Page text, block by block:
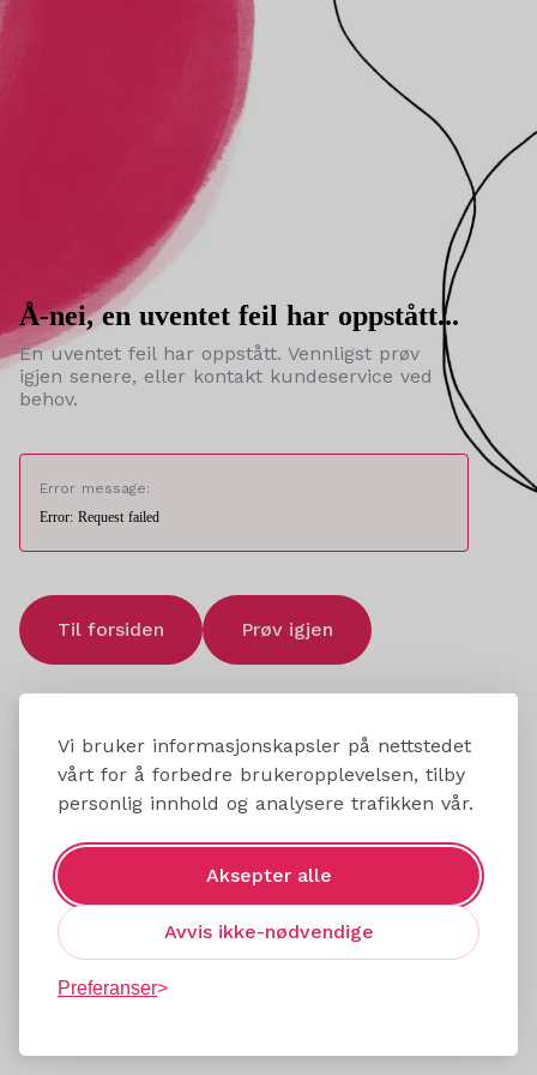
Vi bruker informasjonskapsler på nettstedet
vårt for å forbedre brukeropplevelsen, tilby
personlig innhold og analysere trafikken vår.
Aksepter alle
Avvis ikke-nødvendige
Preferanser
Å-nei, en uventet feil har oppstått...
En uventet feil har oppstått. Vennligst prøv
igjen senere, eller kontakt kundeservice ved
behov.
Error message:
Error: Request failed
Til forsiden Prøv igjen